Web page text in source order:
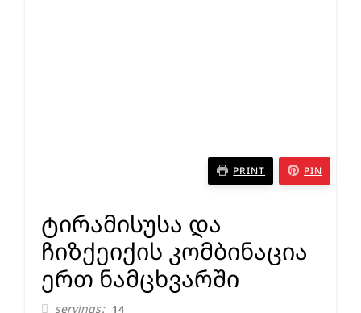
PRINT PIN
ტირამისუსა და
ჩიზქეიქის კომბინაცია
ერთ ნამცხვარში
servings 14